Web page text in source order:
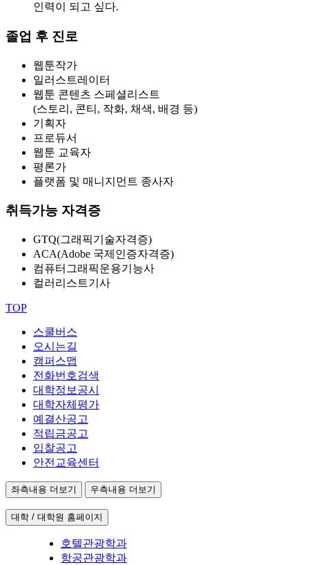
인력이 되고 싶다.
졸업 후 진로
웹툰작가
일러스트레이터
웹툰 콘텐츠 스페셜리스트
(스토리, 콘티, 작화, 채색, 배경 등)
기획자
프로듀서
웹툰 교육자
평론가
플랫폼 및 매니지먼트 종사자
취득가능 자격증
GTQ(그래픽기술자격증)
ACA(Adobe 국제인증자격증)
컴퓨터그래픽운용기능사
컬러리스트기사
TOP
스쿨버스
오시는길
캠퍼스맵
전화번호검색
대학정보공시
대학자체평가
예결산공고
적립금공고
입찰공고
안전교육센터
좌측내용 더보기 우측내용 더보기
대학 / 대학원 홈페이지
호텔관광학과
항공관광학과